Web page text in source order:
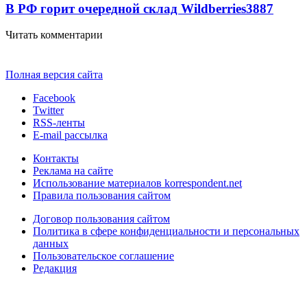
В РФ горит очередной склад Wildberries3887
Читать комментарии
Полная версия сайта
Facebook
Twitter
RSS-ленты
E-mail рассылка
Контакты
Реклама на сайте
Использование материалов korrespondent.net
Правила пользования сайтом
Договор пользования сайтом
Политика в сфере конфиденциальности и персональных
данных
Пользовательское соглашение
Редакция